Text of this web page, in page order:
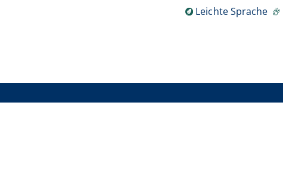
Leichte Sprache